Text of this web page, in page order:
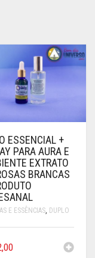
ESSENCIAL +
PARA AURA E
EXTRATO
BRANCAS
E ESSÊNCIAS, DUPLO